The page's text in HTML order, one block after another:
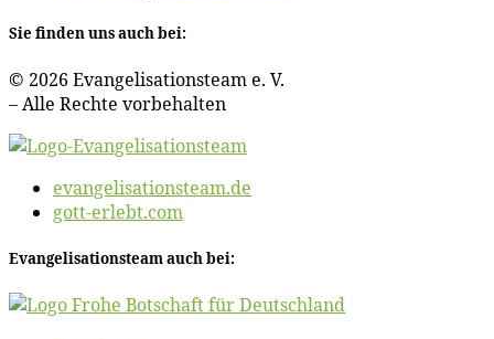
Sie fin­den uns auch bei:
© 2026 Evan­ge­li­sa­ti­ons­team e. V.
– Al­le Rech­te vorbehalten
evangelisationsteam.de
gott-erlebt.com
Evan­ge­li­sa­ti­ons­team auch bei: